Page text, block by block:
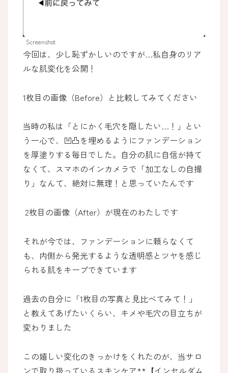
Screenshot
今回は、少し恥ずかしいのですが…私自身のリア
ルな肌変化を公開！
1枚目の画像（Before）と比較してみてください
当時の私は「とにかく毛穴を隠したい…！」とい
う一心で、凹凸を埋めるようにファンデーション
を厚塗りする毎日でした。自分の肌に自信が持て
なくて、スマホのインカメラで「加工なしの自撮
り」なんて、絶対に無理！と思っていたんです
2枚目の画像（After）が現在のわたしです
それが今では、ファンデーションに頼らなくて
も、内側から発光するような透明感とツヤを感じ
られる肌をキープできています
過去の自分に「1枚目の写真と見比べてみて！」
と教えてあげたいくらい、キメや毛穴の目立ちが
変わりました
この嬉しい変化のきっかけをくれたのが、当サロ
ンで取り扱っているスキンケア**【インセルダム